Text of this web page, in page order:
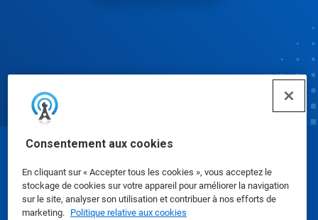
Consentement aux cookies
En cliquant sur « Accepter tous les cookies », vous acceptez le
stockage de cookies sur votre appareil pour améliorer la navigation
sur le site, analyser son utilisation et contribuer à nos efforts de
marketing. Politique relative aux cookies
Fiches de données de sécurité|Politique de